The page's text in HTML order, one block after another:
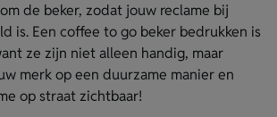
de beker, zodat jouw reclame bij
is. Een coffee to go beker bedrukken is
ze zijn niet alleen handig, maar
merk op een duurzame manier en
op straat zichtbaar!